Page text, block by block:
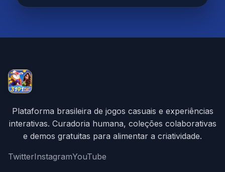
Plataforma brasileira de jogos casuais e experiências
interativas. Curadoria humana, coleções colaborativas
e demos gratuitas para alimentar a criatividade.
TwitterInstagramYouTube